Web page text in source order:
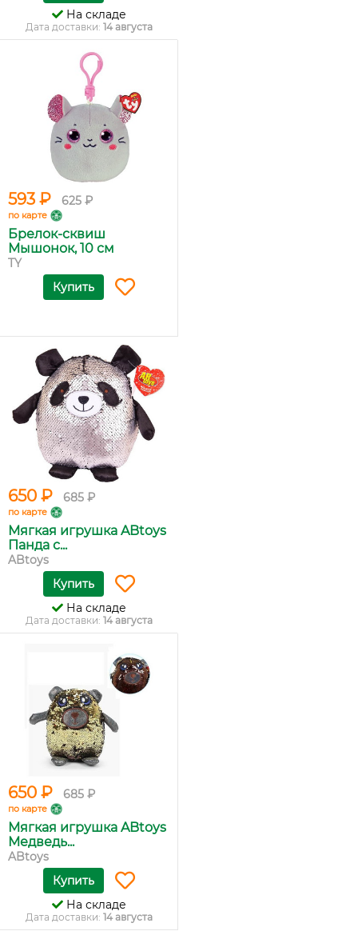
На складе
Дата доставки: 14 августа
593 ₽ 625 ₽
по карте
Брелок-сквиш
Мышонок, 10 см
TY
Купить
650 ₽ 685 ₽
по карте
Мягкая игрушка ABtoys
Панда с...
ABtoys
Купить
На складе
Дата доставки: 14 августа
650 ₽ 685 ₽
по карте
Мягкая игрушка ABtoys
Медведь...
ABtoys
Купить
На складе
Дата доставки: 14 августа